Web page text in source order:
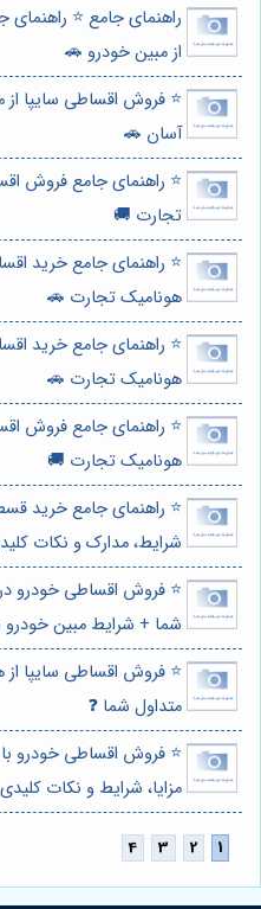
راهنمای جامع ⭐️
از مبین خودرو 🚗
⭐️ فروش اقساطی سایپا
آسان 🚗
⭐️ راهنمای جامع فروش
تجارت 🚚
⭐️ راهنمای جامع خرید
هونامیک تجارت 🚗
⭐️ راهنمای جامع خرید
هونامیک تجارت 🚗
⭐️ راهنمای جامع فروش
هونامیک تجارت 🚚
⭐️ راهنمای جامع خرید
شرایط، مدارک و نکات
⭐️ فروش اقساطی خودرو در
شما + شرایط مبین
⭐️ فروش اقساطی سایپا
متداول شما ❓
⭐️ فروش اقساطی خودرو
مزایا، شرایط و نکات